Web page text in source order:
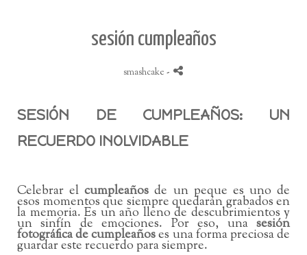
sesión cumpleaños
smashcake -
SESIÓN DE CUMPLEAÑOS: UN
RECUERDO INOLVIDABLE
Celebrar elcumpleaños de un peque es uno de
esos momentos que siempre quedarán grabados en
la memoria. Es un año lleno de descubrimientos y
un sinfín de emociones. Por eso, una sesión
fotográfica de cumpleañoses una forma preciosa de
guardar este recuerdo para siempre.